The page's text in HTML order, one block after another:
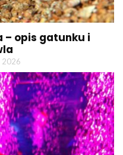
– opis gatunku i
2026